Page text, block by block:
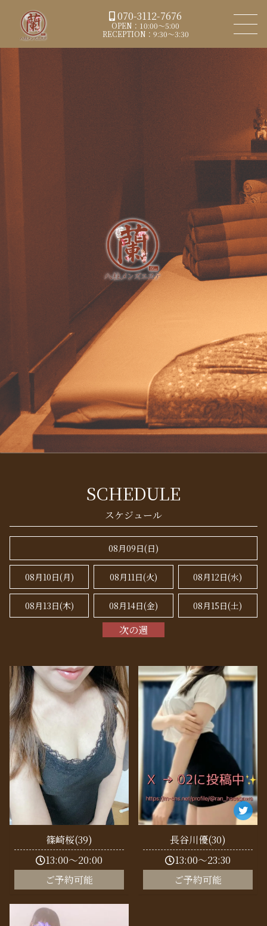
070-3112-7676
OPEN：10:00～5:00
RECEPTION：9:30～3:30
SCHEDULE
08月09日(日)
08月10日(月) 08月11日(火) 08月12日(水)
08月13日(木) 08月14日(金) 08月15日(土)
次の週
篠崎桜(39)
13:00～20:00
ご予約可能
長谷川優(30)
13:00～23:30
ご予約可能